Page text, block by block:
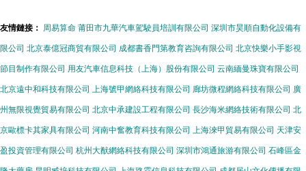
友情鏈接： 周易算命 莆田市九華汽車駕駛員培訓有限公司 深圳市昊順自動化設備有
限公司 北京泰億冠商貿有限公司 成都書香門第教育咨詢有限公司 北京快樂小手影視
節目制作有限公司 用友汽車信息科技（上海）股份有限公司 云南緬曼珠寶有限公司
北京遠中和科技有限公司 上海號甲網絡科技有限公司 廊坊微程網絡科技有限公司 廣
州無限視覺貿易有限公司 北京中承建設工程有限公司 長沙海米網絡技術有限公司 北
京歐標卡其家具有限公司 河南中奮教育科技有限公司 上海淶甲貿易有限公司 天津安
盈投資管理有限公司 杭州大猷網絡科技有限公司 深圳市鴻通旅游有限公司 石峰區金